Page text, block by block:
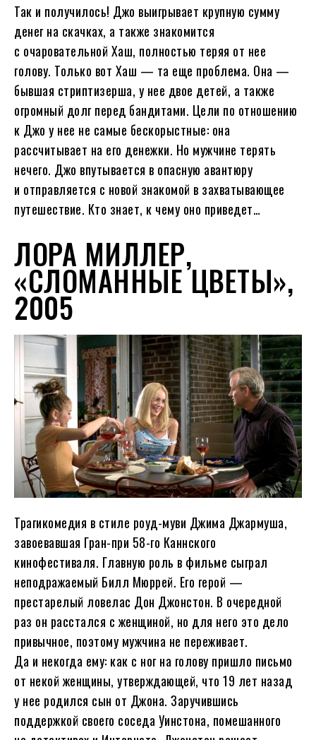
Так и получилось! Джо выигрывает крупную сумму
денег на скачках, а также знакомится
с очаровательной Хаш, полностью теряя от нее
голову. Только вот Хаш — та еще проблема. Она —
бывшая стриптизерша, у нее двое детей, а также
огромный долг перед бандитами. Цели по отношению
к Джо у нее не самые бескорыстные: она
рассчитывает на его денежки. Но мужчине терять
нечего. Джо впутывается в опасную авантюру
и отправляется с новой знакомой в захватывающее
путешествие. Кто знает, к чему оно приведет…
ЛОРА МИЛЛЕР,
«СЛОМАННЫЕ ЦВЕТЫ»,
2005
Трагикомедия в стиле роуд-муви Джима Джармуша,
завоевавшая Гран-при 58-го Каннского
кинофестиваля. Главную роль в фильме сыграл
неподражаемый Билл Мюррей. Его герой —
престарелый ловелас Дон Джонстон. В очередной
раз он расстался с женщиной, но для него это дело
привычное, поэтому мужчина не переживает.
Да и некогда ему: как с ног на голову пришло письмо
от некой женщины, утверждающей, что 19 лет назад
у нее родился сын от Джона. Заручившись
поддержкой своего соседа Уинстона, помешанного